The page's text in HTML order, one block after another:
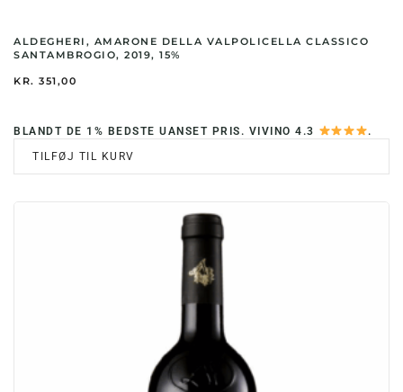
ALDEGHERI, AMARONE DELLA VALPOLICELLA CLASSICO
SANTAMBROGIO, 2019, 15%
KR. 351,00
BLANDT DE 1% BEDSTE UANSET PRIS. VIVINO 4.3
.
TILFØJ TIL KURV